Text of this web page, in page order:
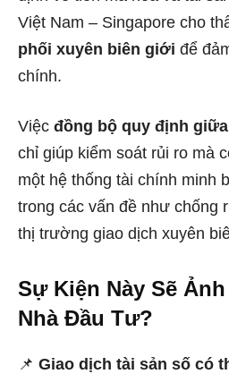
Việt Nam – Singapore cho
phối xuyên biên giới để
chính.
Việc đồng bộ quy định
chỉ giúp kiểm soát rủi ro mà
một hệ thống tài chính minh
trong các vấn đề như chống
thị trường giao dịch xuyên
Sự Kiện Này Sẽ
Nhà Đầu Tư?
📌 Giao dịch tài sản số có